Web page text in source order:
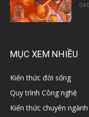
04/
MỤC XEM NHIỀU
Kiến thức đời sống
Quy trình Công nghệ
Kiến thức chuyên ngành